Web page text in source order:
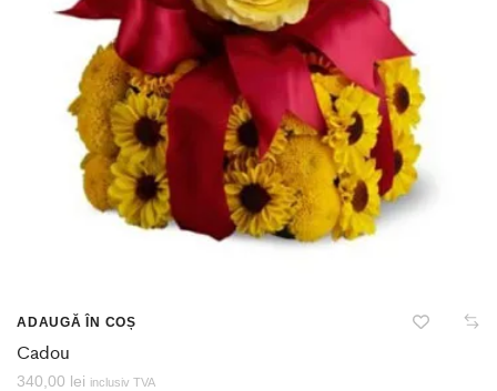
ADAUGĂ ÎN COȘ
Cadou
340,00 lei inclusiv TVA